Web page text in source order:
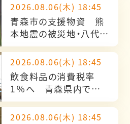
2026.08.06(木) 18:45
青森市の支援物資 熊
本地震の被災地・八代市
へ出発
2026.08.06(木) 18:45
飲食料品の消費税率
1％へ 青森県内では
歓迎の声や懸念の声も
2026.08.06(木) 18:45